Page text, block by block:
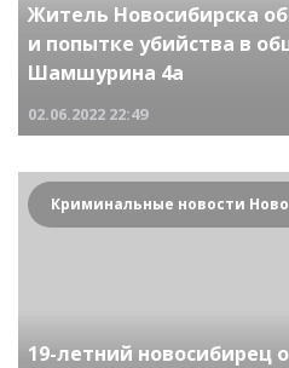
Житель Новосибирска
и попытке убийства в
Шамшурина 4а
02.06.2022 22:49
19-летний новосибирец